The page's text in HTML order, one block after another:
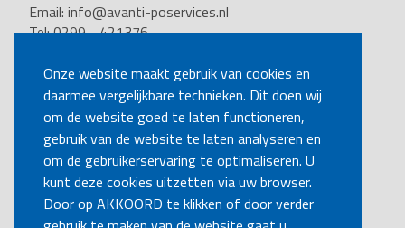
Onze website maakt gebruik van cookies en
daarmee vergelijkbare technieken. Dit doen wij
om de website goed te laten functioneren,
gebruik van de website te laten analyseren en
om de gebruikerservaring te optimaliseren. U
kunt deze cookies uitzetten via uw browser.
Door op AKKOORD te klikken of door verder
Email: info@avanti-poservices.nl
Tel: 0299 - 421376
Kvk nummer: 37140121
VOLG ONS
BEL MIJ TERUG